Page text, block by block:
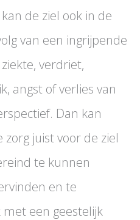
de ziel ook in de
van een ingrijpende
verdriet,
angst of verlies van
Dan kan
juist voor de ziel
te kunnen
en te
met een geestelijk